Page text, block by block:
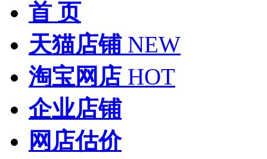
首 页
天猫店铺 NEW
淘宝网店 HOT
企业店铺
网店估价